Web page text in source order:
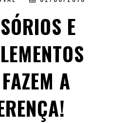
E
A